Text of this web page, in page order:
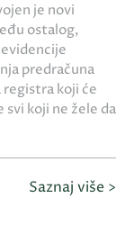
je novi
ostalog,
predračuna
registra koji će
svi koji ne žele da
Saznaj više >